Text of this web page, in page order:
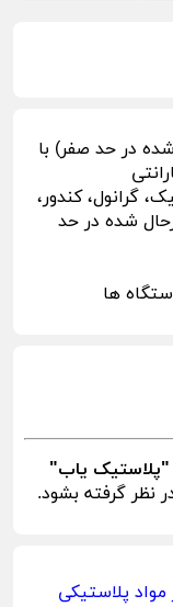
در حد صفر) با
گرانول، کندور،
شده در حد
ها
"پلاستیک یاب"
نظر گرفته بشود.
پلاستیکی